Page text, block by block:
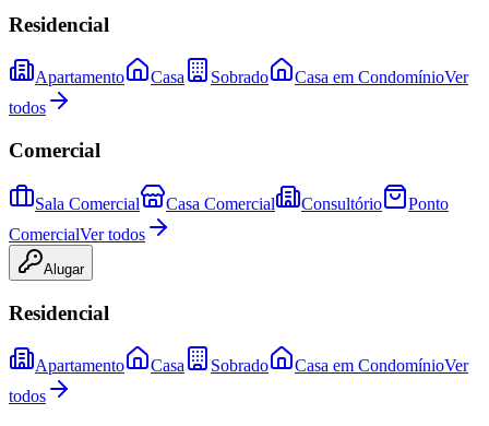
Residencial
Apartamento Casa Sobrado Casa em CondomínioVer
todos
Comercial
Sala Comercial Casa Comercial Consultório
Ponto
ComercialVer todos
Alugar
Residencial
Apartamento Casa Sobrado Casa em CondomínioVer
todos